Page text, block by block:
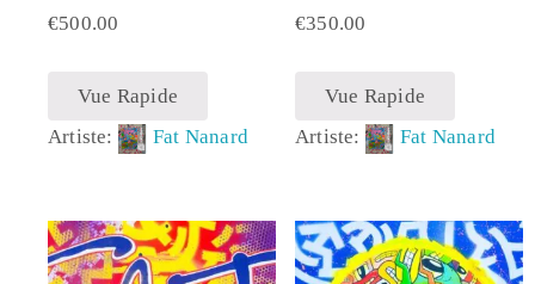
€500.00
Vue Rapide
Artiste:
Fat Nanard
€350.00
Vue Rapide
Artiste:
Fat Nanard